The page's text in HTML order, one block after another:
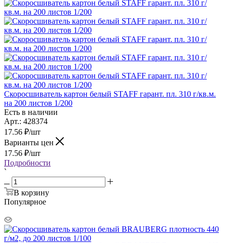
Скоросшиватель картон белый STAFF гарант. пл. 310 г/кв.м.
на 200 листов 1/200
Есть в наличии
Арт.: 428374
17.56 ₽/шт
Варианты цен
17.56 ₽/шт
Подробности
`
В корзину
Популярное